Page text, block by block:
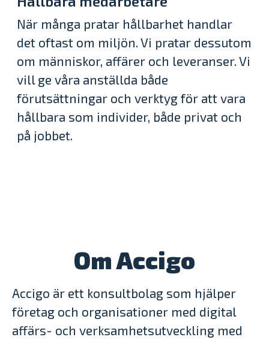
När många pratar hållbarhet handlar
det oftast om miljön. Vi pratar dessutom
om människor, affärer och leveranser. Vi
vill ge våra anställda både
förutsättningar och verktyg för att vara
hållbara som individer, både privat och
på jobbet.
Om Accigo
Accigo är ett konsultbolag som hjälper
företag och organisationer med digital
affärs- och verksamhetsutveckling med